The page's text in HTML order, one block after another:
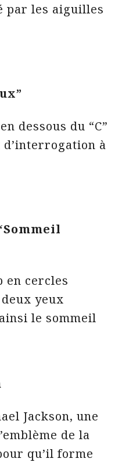
par les aiguilles
dessous du “C”
à
en cercles
yeux
le sommeil
Jackson, une
de la
qu’il forme